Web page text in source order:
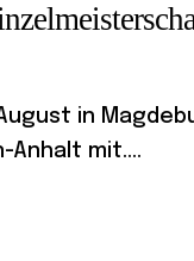
in
mit....